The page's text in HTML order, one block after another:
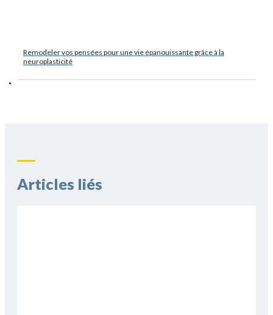
Remodeler vos pensées pour une vie épanouissante grâce à la
neuroplasticité
Articles liés